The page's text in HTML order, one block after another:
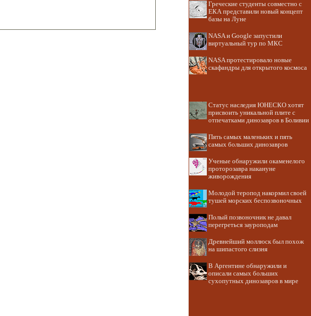
Греческие студенты совместно с
ЕКА представили новый концепт
базы на Луне
NASA и Google запустили
виртуальный тур по МКС
NASA протестировало новые
скафандры для открытого космоса
Статус наследия ЮНЕСКО хотят
присвоить уникальной плите с
отпечатками динозавров в Боливии
Пять самых маленьких и пять
самых больших динозавров
Ученые обнаружили окаменелого
проторозавра накануне
живорождения
Молодой теропод накормил своей
тушей морских беспозвоночных
Полый позвоночник не давал
перегреться зауроподам
Древнейший моллюск был похож
на шипастого слизня
В Аргентине обнаружили и
описали самых больших
сухопутных динозавров в мире